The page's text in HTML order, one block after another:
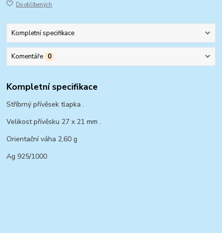
Do oblíbených
Kompletní specifikace
Komentáře 0
Kompletní specifikace
Stříbrný přívěsek tlapka .
Velikost přívěsku 27 x 21 mm .
Orientační váha 2,60 g
Ag 925/1000